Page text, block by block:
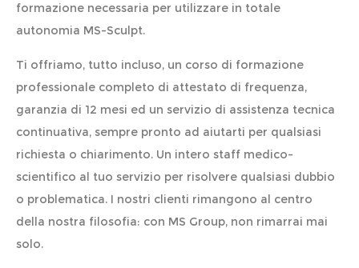
formazione necessaria per utilizzare in totale
autonomia MS-Sculpt.
Ti offriamo, tutto incluso, un corso di formazione
professionale completo di attestato di frequenza,
garanzia di 12 mesi ed un servizio di assistenza tecnica
continuativa, sempre pronto ad aiutarti per qualsiasi
richiesta o chiarimento. Un intero staff medico-
scientifico al tuo servizio per risolvere qualsiasi dubbio
o problematica. I nostri clienti rimangono al centro
della nostra filosofia: con MS Group, non rimarrai mai
solo.